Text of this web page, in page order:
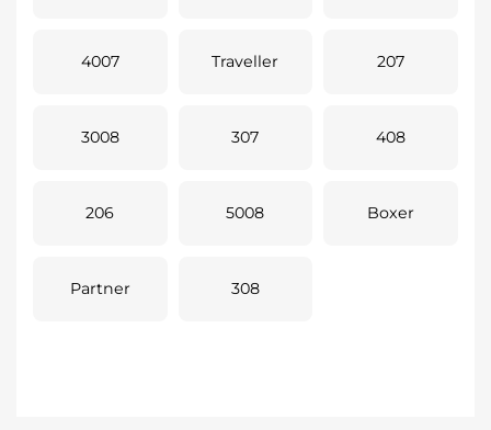
4007 Traveller 207
3008 307 408
206 5008 Boxer
Partner 308